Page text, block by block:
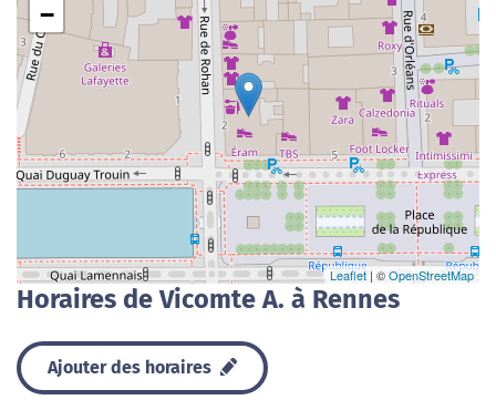
−
Leaflet | ©OpenStreetMap
Horaires de Vicomte A. à Rennes
Ajouter des horaires